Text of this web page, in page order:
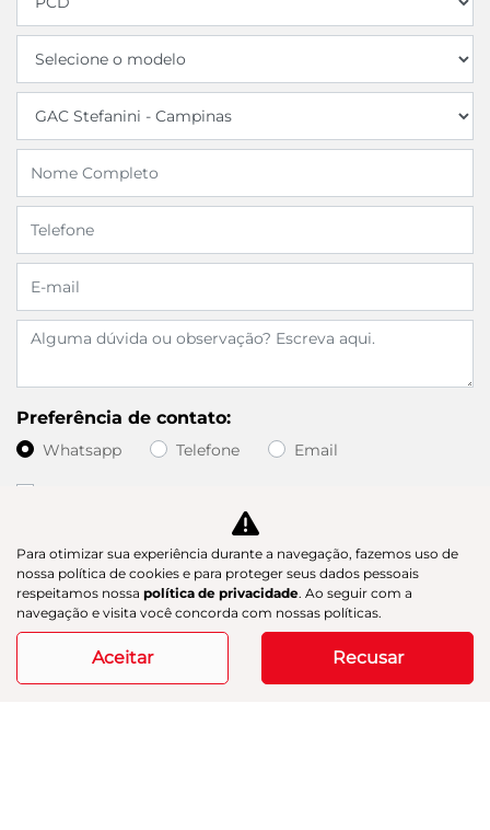
Preferência de contato:
Whatsapp Telefone Email
receber comunicações da concessionária.
Entrar em contato
Para otimizar sua experiência durante a navegação, fazemos uso de
nossa política de cookies e para proteger seus dados pessoais
respeitamos nossa política de privacidade. Ao seguir com a
navegação e visita você concorda com nossas políticas.
Aceitar Recusar